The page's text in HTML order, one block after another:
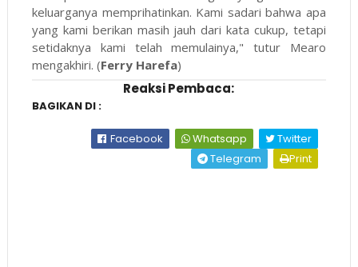
keluarganya memprihatinkan. Kami sadari bahwa apa
yang kami berikan masih jauh dari kata cukup, tetapi
setidaknya kami telah memulainya," tutur Mearo
mengakhiri. (Ferry Harefa)
Reaksi Pembaca:
BAGIKAN DI :
Facebook Whatsapp
Twitter
Telegram
Print